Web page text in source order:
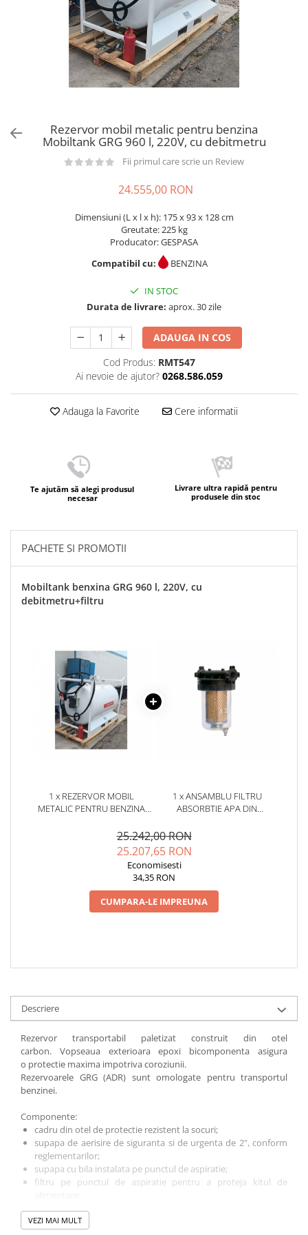
Rezervoare stationare supraterane
Rezervoare stationare subterane
Rezervoare fertilizanti
Rezervor mobil metalic pentru benzina
Mobiltank GRG 960 l, 220V, cu debitmetru
Fii primul care scrie un Review
24.555,00 RON
Dimensiuni (L x l x h): 175 x 93 x 128 cm
Greutate: 225 kg
Producator: GESPASA
Compatibil cu:
BENZINA
IN STOC
Durata de livrare: aprox. 30 zile
ADAUGA IN COS
Cod Produs: RMT547
Ai nevoie de ajutor? 0268.586.059
Adauga la Favorite Cere informatii
Te ajutăm să alegi produsul
necesar
Livrare ultra rapidă pentru
produsele din stoc
PACHETE SI PROMOTII
Mobiltank benxina GRG 960 l, 220V, cu
debitmetru+filtru
1 x REZERVOR MOBIL
METALIC PENTRU BENZINA
CU DEBITMETRU
1 x ANSAMBLU FILTRU
ABSORBTIE APA DIN
25.242,00 RON
25.207,65 RON
Economisesti
34,35 RON
CUMPARA-LE IMPREUNA
Descriere
Rezervor transportabil paletizat construit din otel
carbon. Vopseaua exterioara epoxi bicomponenta asigura
o protectie maxima impotriva coroziunii.
Rezervoarele GRG (ADR) sunt omologate pentru transportul
benzinei.
Componente:
cadru din otel de protectie rezistent la socuri;
supapa de aerisire de siguranta si de urgenta de 2", conform
reglementarilor;
supapa cu bila instalata pe punctul de aspiratie;
filtru pe punctul de aspiratie pentru a proteja kitul de
incarcare tub de 2”;
supapa de scurgere 1/2" inferioara;
VEZI MAI MULT